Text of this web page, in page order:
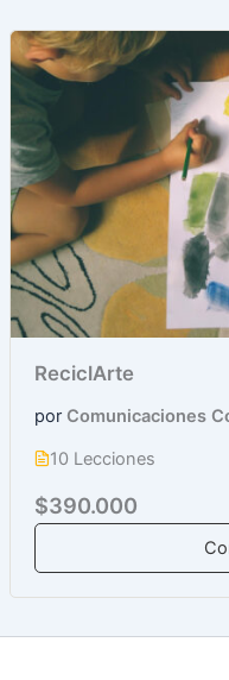
ReciclArte
por Comunicaciones
10 Lecciones
$390.000